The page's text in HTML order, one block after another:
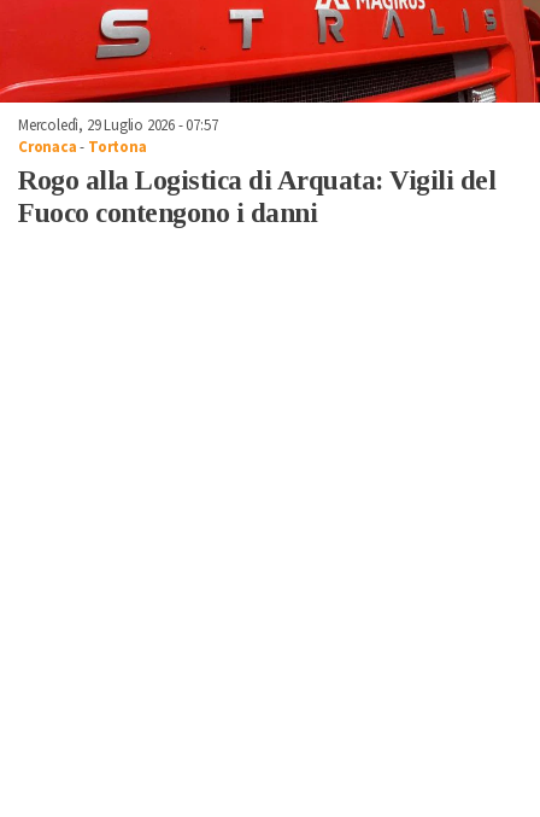
Mercoledì, 29 Luglio 2026 - 07:57
Cronaca- Tortona
Rogo alla Logistica di Arquata: Vigili del
Fuoco contengono i danni